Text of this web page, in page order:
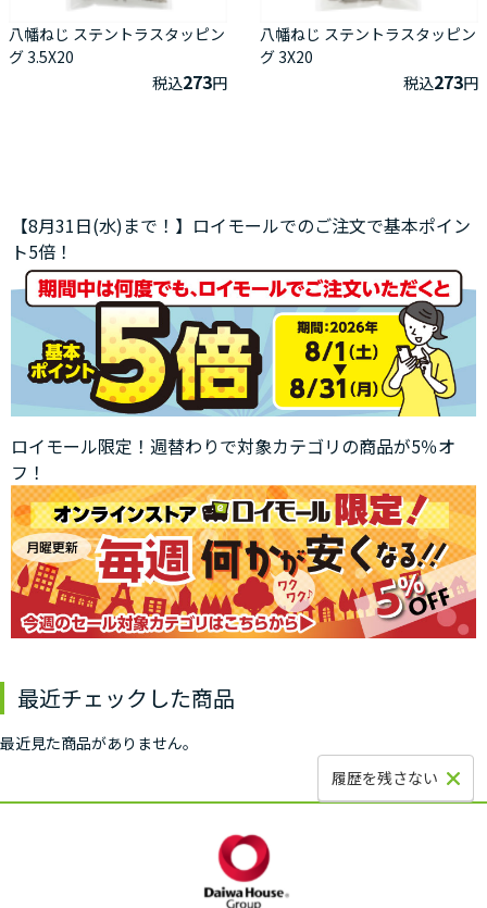
八幡ねじ ステントラスタッピン
グ 3.5X20
税込273円
八幡ねじ ステントラスタッピン
グ 3X20
税込273円
【8月31日(水)まで！】ロイモールでのご注文で基本ポイン
ト5倍！
ロイモール限定！週替わりで対象カテゴリの商品が5％オ
フ！
最近チェックした商品
最近見た商品がありません。
履歴を残さない